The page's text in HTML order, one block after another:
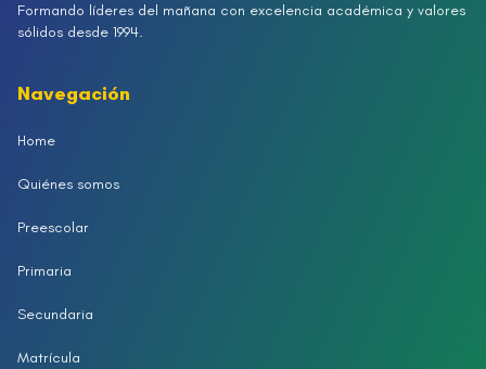
Formando líderes del mañana con excelencia académica y valores
sólidos desde 1994.
Navegación
Home
Quiénes somos
Preescolar
Primaria
Secundaria
Matrícula